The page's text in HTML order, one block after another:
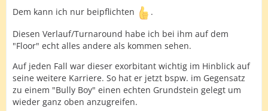
Dem kann ich nur beipflichten
.
Diesen Verlauf/Turnaround habe ich bei ihm auf dem
"Floor" echt alles andere als kommen sehen.
Auf jeden Fall war dieser exorbitant wichtig im Hinblick auf
seine weitere Karriere. So hat er jetzt bspw. im Gegensatz
zu einem "Bully Boy" einen echten Grundstein gelegt um
wieder ganz oben anzugreifen.